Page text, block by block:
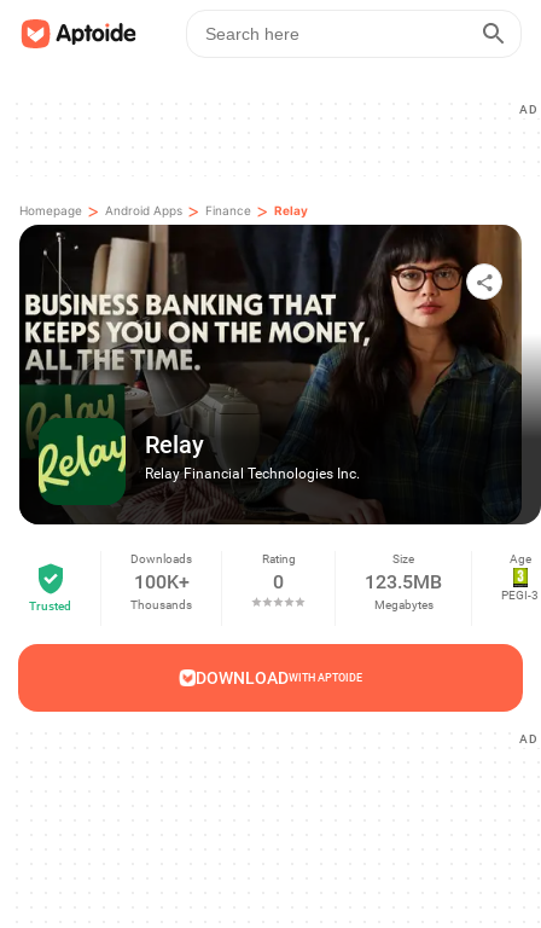
AD
Homepage > Android Apps > Finance > Relay
Relay
Relay Financial Technologies Inc.
Trusted
Downloads
100K+
Thousands
Rating
0
Size
123.5MB
Megabytes
Age
PEGI-3
DOWNLOADWITH APTOIDE
AD